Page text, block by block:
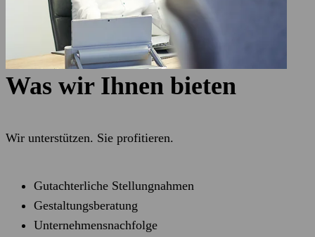
Was wir Ihnen bieten
Wir unterstützen. Sie profitieren.
Gutachterliche Stellungnahmen
Gestaltungsberatung
Unternehmensnachfolge